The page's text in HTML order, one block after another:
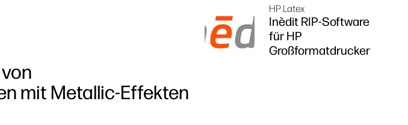
mit Metallic-Effekten
HP Latex
Inèdit RIP-Software
für HP
Großformatdrucker